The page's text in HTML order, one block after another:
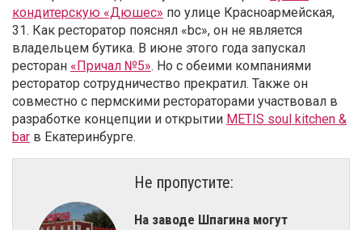
кондитерскую «Дюшес» по улице Красноармейская,
31. Как ресторатор пояснял «bc», он не является
владельцем бутика. В июне этого года запускал
ресторан «Причал №5». Но с обеими компаниями
ресторатор сотрудничество прекратил. Также он
совместно с пермскими рестораторами участвовал в
разработке концепции и открытии METIS soul kitchen &
bar в Екатеринбурге.
Не пропустите:
На заводе Шпагина могут